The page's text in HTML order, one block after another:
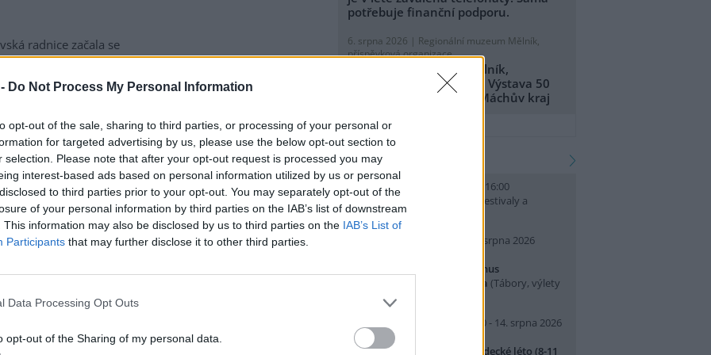
Do Not Process My Personal Information
opt-out of the sale, sharing to third parties, or processing of your personal or
for targeted advertising by us, please use the below opt-out section to
selection. Please note that after your opt-out request is processed you may
interest-based ads based on personal information utilized by us or personal
to third parties prior to your opt-out. You may separately opt-out of the
of your personal information by third parties on the IAB’s list of downstream
This information may also be disclosed by us to third parties on the IAB’s List of
Participants that may further disclose it to other third parties.
Data Processing Opt Outs
opt-out of the Sharing of my personal data.
radnice začala se
likvidací bolševníku
který patří k
invazním
ve Slezské Ostravě letos
kombinuje chemické i
Gabriela Pokorná.
výrobu nového
Škoda Auto zahájila ve
hlavním závodě v Mladé
sériovou výrobu nového
Jde o největší vůz v
potřebuje finanční podporu.
6. srpna 2026 | Regionální muzeum Mělník,
příspěvková organizace
Regionální muzeum Mělník,
příspěvková organizace: Výstava 50
let CHKO Kokořínsko - Máchův kraj
přidat tiskovou zprávu
kalendář akcí
9. srpna 2026 (neděle) 10:00 - 16:00
(Festivaly a
slavnosti, Praha 7 )
10. srpna 2026 (pondělí) - 14. srpna 2026
Hrajeme si v Pralese - 2. turnus
příměstského letního tábora (Tábory, výlety
a pobytové akce, Praha 19 )
10. srpna 2026 (pondělí) 07:30 - 14. srpna 2026
(pátek) 16:30
Příměstský tábor Přírodovědecké léto (8-11